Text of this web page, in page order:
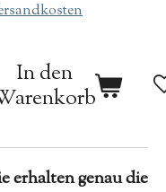
In den
erhalten genau die